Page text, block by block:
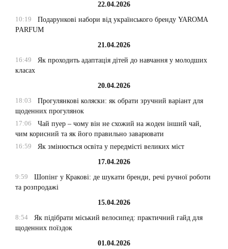
22.04.2026
10:19
Подарункові набори від українського бренду YAROMA
PARFUM
21.04.2026
16:49
Як проходить адаптація дітей до навчання у молодших
класах
20.04.2026
18:03
Прогулянкові коляски: як обрати зручний варіант для
щоденних прогулянок
17:06
Чай пуер – чому він не схожий на жоден інший чай,
чим корисний та як його правильно заварювати
16:59
Як змінюється освіта у передмісті великих міст
17.04.2026
9:59
Шопінг у Кракові: де шукати бренди, речі ручної роботи
та розпродажі
15.04.2026
8:54
Як підібрати міський велосипед: практичний гайд для
щоденних поїздок
01.04.2026